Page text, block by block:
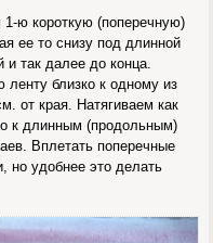
ю короткую (поперечную)
ее то снизу под длинной
и так далее до конца.
ленту близко к одному из
от края. Натягиваем как
к длинным (продольным)
Вплетать поперечные
но удобнее это делать